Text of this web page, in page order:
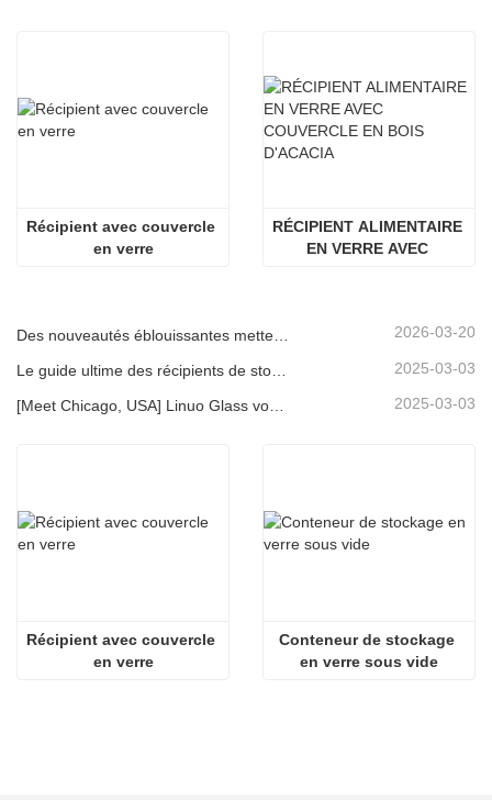
Récipient avec couvercle
en verre
RÉCIPIENT ALIMENTAIRE
EN VERRE AVEC
2026-03-20
2025-03-03
[Meet Chicago, USA] Linuo Glass vous invite à rassembler le salon à domicile inspiré de Chicago! 2025-03-03
Récipient avec couvercle
en verre
Conteneur de stockage
en verre sous vide